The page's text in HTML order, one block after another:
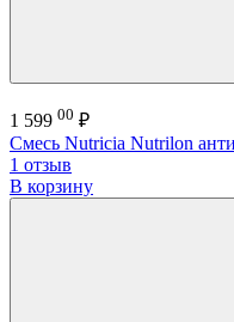
1 599 00 ₽
Смесь Nutricia Nutrilon
1 отзыв
В корзину